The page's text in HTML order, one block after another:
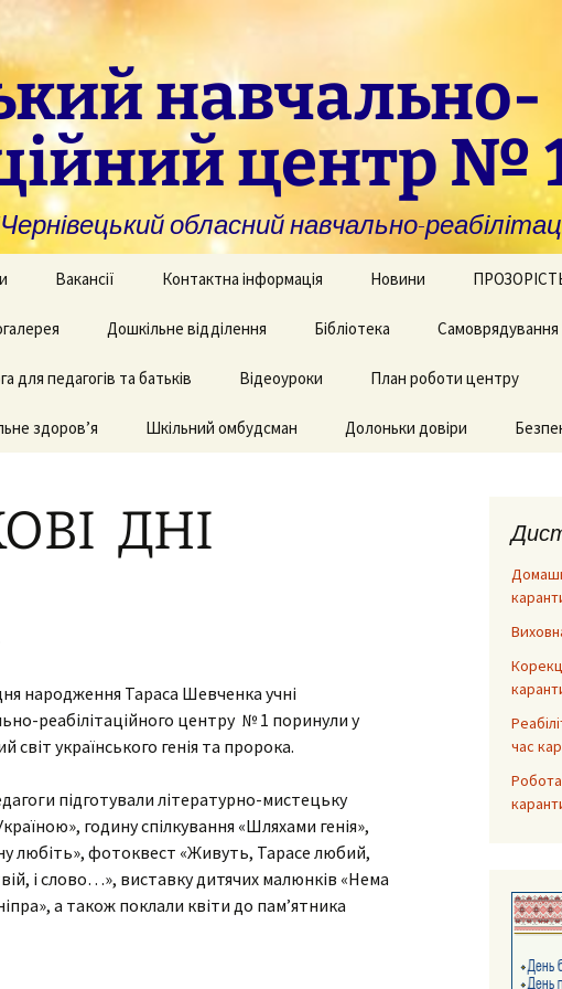
навчально-
центр №
обласний навчально-
закладам із
та
навчання
послуги для
та виховання
діагностика
батьків
Вакансії Контактна інформація Новини
Запобігання
виявлення
Фінансова
творчих робіт
приміщень
Дошкільне відділення
Рекомендації для
Бібліотека Самоврядування
для педагогів та батьків Відеоуроки План роботи центру
здоров’я Шкільний омбудсман Долоньки довіри
ДНІ
народження Тараса Шевченка учні
реабілітаційного центру № 1 поринули у
світ українського генія та пророка.
підготували літературно-мистецьку
годину спілкування «Шляхами генія»,
любіть», фотоквест «Живуть, Тарасе любий,
і слово…», виставку дитячих малюнків «Нема
а також поклали квіти до пам’ятника
час
Робота